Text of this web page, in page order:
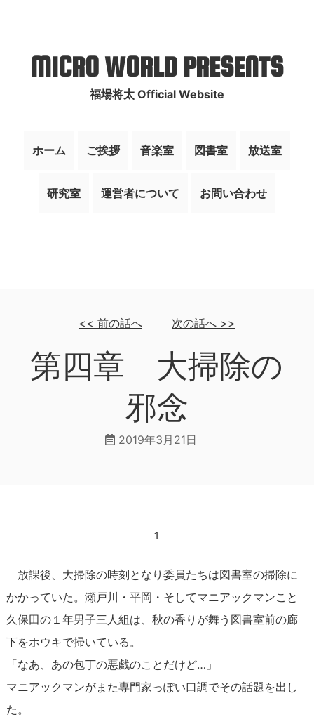
MICRO WORLD PRESENTS
福場将太 Official Website
ホーム ご挨拶 音楽室 図書室 放送室
研究室 運営者について お問い合わせ
<< 前の話へ 次の話へ>>
第四章 大掃除の
邪念
2019年3月21日
１
放課後、大掃除の時刻となり委員たちは図書室の掃除に
かかっていた。瀬戸川・平岡・そしてマニアックマンこと
久保田の１年男子三人組は、秋の香りが舞う図書室前の廊
下をホウキで掃いている。
「なあ、あの包丁の悪戯のことだけど…」
マニアックマンがまた専門家っぽい口調でその話題を出し
た。